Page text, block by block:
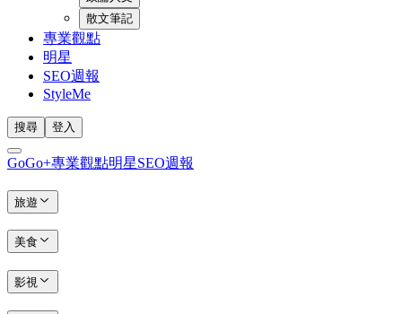
散文筆記
專業觀點
明星
SEO週報
StyleMe
搜尋 登入
GoGo+專業觀點明星SEO週報
旅遊
美食
影視